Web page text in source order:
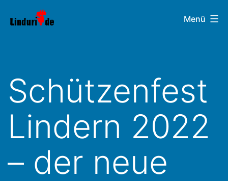
Inhalt
Linduri.de Menü
Schützenfest
Lindern 2022
– der neue